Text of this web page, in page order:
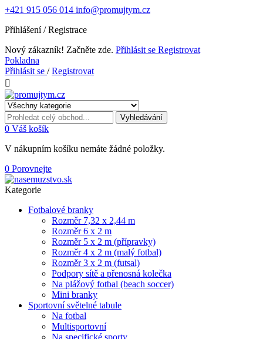
+421 915 056 014 info@promujtym.cz
Přihlášení / Registrace
Nový zákazník! Začněte zde. Přihlásit se Registrovat
Pokladna
Přihlásit se /Registrovat

Vyhledávání
0 Váš košík
V nákupním košíku nemáte žádné položky.
0 Porovnejte
Kategorie
Fotbalové branky
Rozměr 7,32 x 2,44 m
Rozměr 6 x 2 m
Rozměr 5 x 2 m (přípravky)
Rozměr 4 x 2 m (malý fotbal)
Rozměr 3 x 2 m (futsal)
Podpory sítě a přenosná kolečka
Na plážový fotbal (beach soccer)
Mini branky
Sportovní světelné tabule
Na fotbal
Multisportovní
Na specifické sporty